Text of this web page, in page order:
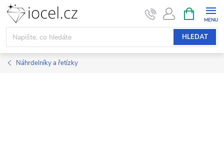
Přejít
obsah
HLEDAT
NÁKUPNÍ
KOŠÍK
Náhrdelníky a řetízky